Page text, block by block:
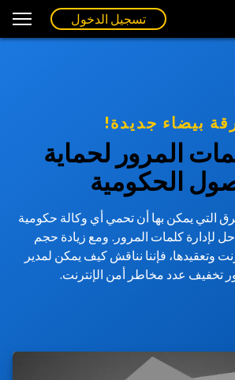
تسجيل الدخول
بيضاء جديدة!
المرور لحماية
الحكومية
التي يمكن بها أن تحمي أي وكالة حكومية
لإدارة كلمات المرور. ومع زيادة حجم
وتعقيدها، فإننا نناقش كيف يمكن لمدير
تخفيف عدد مخاطر أمن الإنترنت.